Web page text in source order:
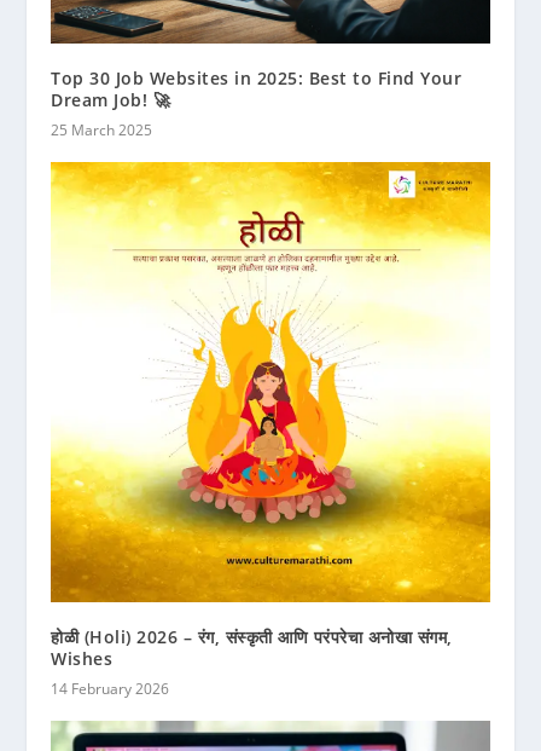
Top 30 Job Websites in 2025: Best to Find Your
Dream Job! 🚀
25 March 2025
होळी (Holi) 2026 – रंग, संस्कृती आणि परंपरेचा अनोखा संगम,
Wishes
14 February 2026